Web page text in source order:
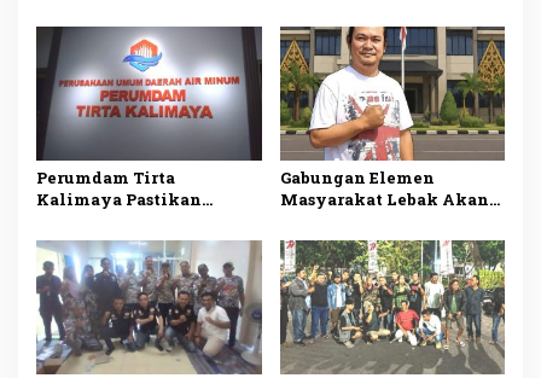
Investigasi Minta
Pemeriksaan Menyeluruh
hingga Puluhan Juta
Rupiah
Perumdam Tirta
Kalimaya Pastikan
33.000 Pelanggan di Lebak
Tetap Lancar saat
Kemarau
Gabungan Elemen
Masyarakat Lebak Akan
PDI Perjuangan, Bawa
Lima Tuntutan